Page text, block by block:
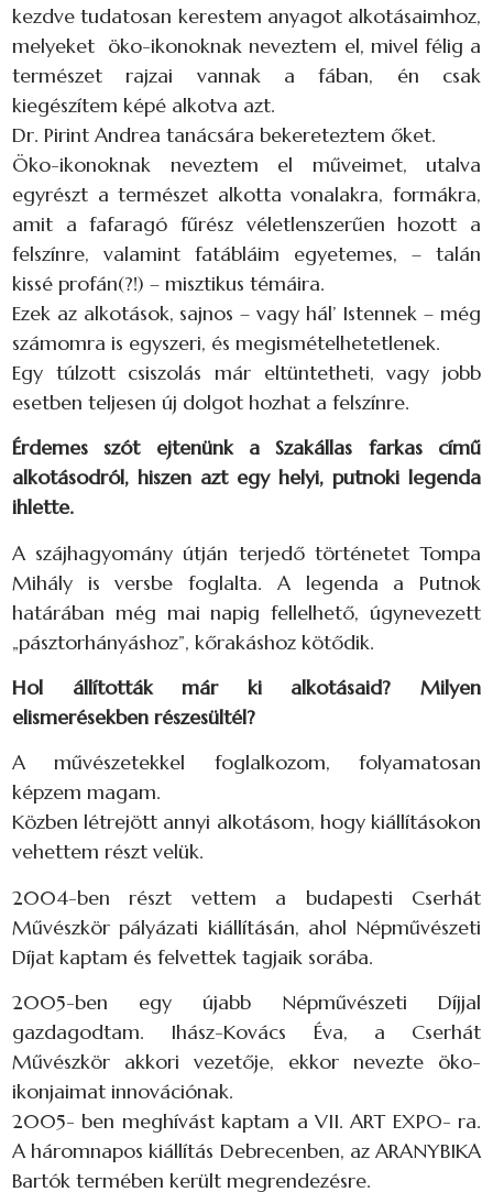
kezdve tudatosan kerestem anyagot alkotásaimhoz,
melyeket öko-ikonoknak neveztem el, mivel félig a
természet rajzai vannak a fában, én csak
kiegészítem képé alkotva azt.
Dr. Pirint Andrea tanácsára bekereteztem őket.
Öko-ikonoknak neveztem el műveimet, utalva
egyrészt a természet alkotta vonalakra, formákra,
amit a fafaragó fűrész véletlenszerűen hozott a
felszínre, valamint fatábláim egyetemes, – talán
kissé profán(?!) – misztikus témáira.
Ezek az alkotások, sajnos – vagy hál’ Istennek – még
számomra is egyszeri, és megismételhetetlenek.
Egy túlzott csiszolás már eltüntetheti, vagy jobb
esetben teljesen új dolgot hozhat a felszínre.
Érdemes szót ejtenünk a Szakállas farkas című
alkotásodról, hiszen azt egy helyi, putnoki legenda
ihlette.
A szájhagyomány útján terjedő történetet Tompa
Mihály is versbe foglalta. A legenda a Putnok
határában még mai napig fellelhető, úgynevezett
„pásztorhányáshoz”, kőrakáshoz kötődik.
Hol állították már ki alkotásaid? Milyen
elismerésekben részesültél?
A művészetekkel foglalkozom, folyamatosan
képzem magam.
Közben létrejött annyi alkotásom, hogy kiállításokon
vehettem részt velük.
2004-ben részt vettem a budapesti Cserhát
Művészkör pályázati kiállításán, ahol Népművészeti
Díjat kaptam és felvettek tagjaik sorába.
2005-ben egy újabb Népművészeti Díjjal
gazdagodtam. Ihász-Kovács Éva, a Cserhát
Művészkör akkori vezetője, ekkor nevezte öko-
ikonjaimat innovációnak.
2005- ben meghívást kaptam a VII. ART EXPO- ra.
A háromnapos kiállítás Debrecenben, az ARANYBIKA
Bartók termében került megrendezésre.